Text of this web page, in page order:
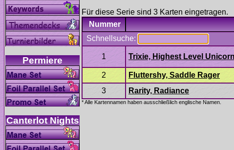
Für diese Serie sind 3 Karten eingetragen.
Nummer
Schnellsuche: